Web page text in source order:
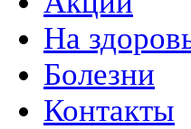
На
Болезни
Контакты